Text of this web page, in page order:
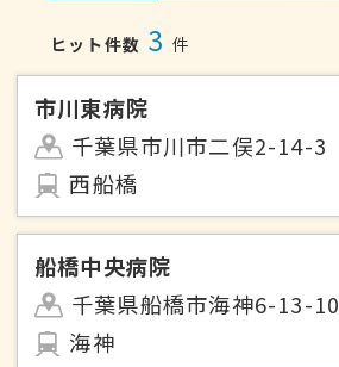
ヒット件数 3 件
市川東病院
千葉県市川市二俣2-14-3
西船橋
船橋中央病院
千葉県船橋市海神6-13-10
海神